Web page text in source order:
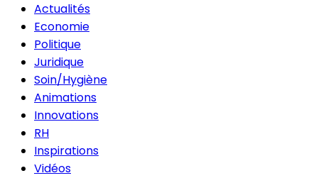
Actualités
Economie
Politique
Juridique
Soin/Hygiène
Animations
Innovations
RH
Inspirations
Vidéos